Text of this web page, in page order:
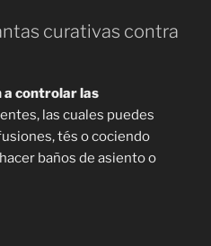
curativas contra
a controlar las
las cuales puedes
tés o cociendo
baños de asiento o